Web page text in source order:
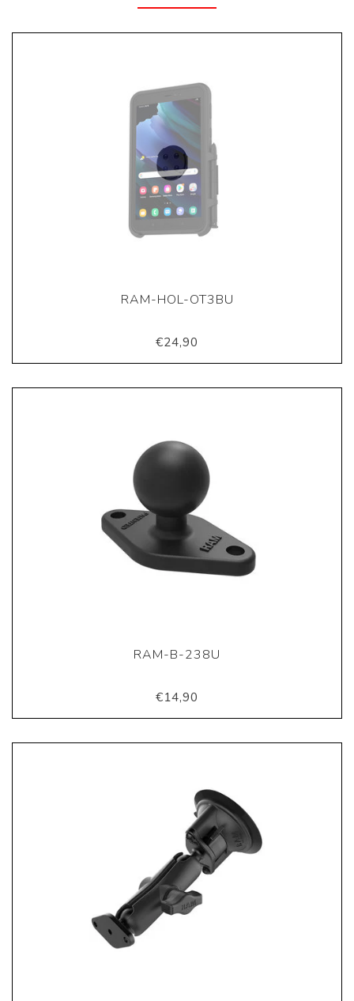
RAM-HOL-OT3BU
€24,90
RAM-B-238U
€14,90